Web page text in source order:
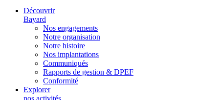
Découvrir
Bayard
Nos engagements
Notre organisation
Notre histoire
Nos implantations
Communiqués
Rapports de gestion & DPEF
Conformité
Explorer